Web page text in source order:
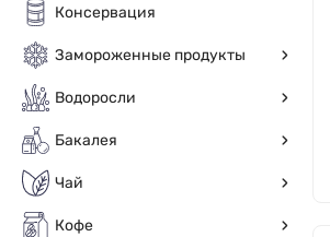
Консервация
Замороженные продукты
Водоросли
Бакалея
Чай
Кофе